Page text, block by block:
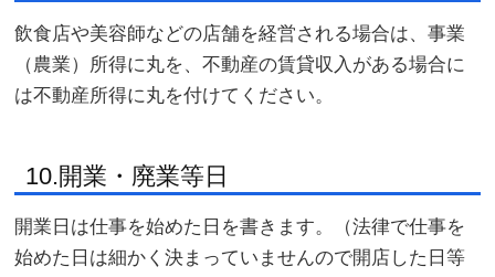
飲食店や美容師などの店舗を経営される場合は、事業
（農業）所得に丸を、不動産の賃貸収入がある場合に
は不動産所得に丸を付けてください。
10.開業・廃業等日
開業日は仕事を始めた日を書きます。（法律で仕事を
始めた日は細かく決まっていませんので開店した日等